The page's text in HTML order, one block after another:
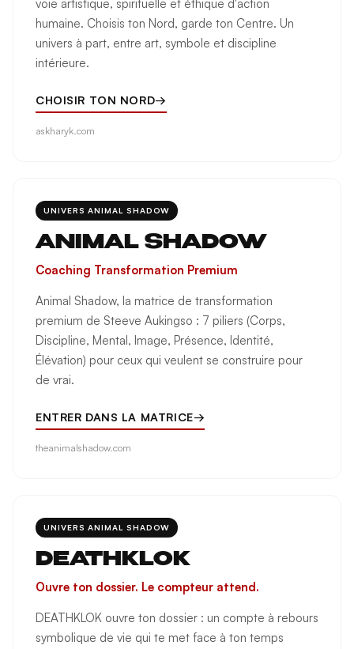
voie artistique, spirituelle et éthique d'action
humaine. Choisis ton Nord, garde ton Centre. Un
univers à part, entre art, symbole et discipline
intérieure.
CHOISIR TON NORD→
askharyk.com
UNIVERS ANIMAL SHADOW
ANIMAL SHADOW
Coaching Transformation Premium
Animal Shadow, la matrice de transformation
premium de Steeve Aukingso : 7 piliers (Corps,
Discipline, Mental, Image, Présence, Identité,
Élévation) pour ceux qui veulent se construire pour
de vrai.
ENTRER DANS LA MATRICE→
theanimalshadow.com
UNIVERS ANIMAL SHADOW
DEATHKLOK
Ouvre ton dossier. Le compteur attend.
DEATHKLOK ouvre ton dossier : un compte à rebours
symbolique de vie qui te met face à ton temps